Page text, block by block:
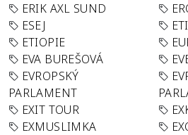
ERIK AXL SUND
ESEJ
ETIOPIE
EVA BUREŠOVÁ
EVROPSKÝ
PARLAMENT
EXIT TOUR
EXMUSLIMKA